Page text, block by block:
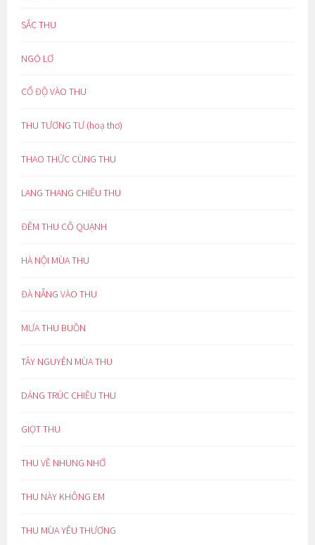
SẮC THU
NGÓ LƠ
CỔ ĐỘ VÀO THU
THU TƯƠNG TƯ (hoạ thơ)
THAO THỨC CÙNG THU
LANG THANG CHIỀU THU
ĐÊM THU CÔ QUẠNH
HÀ NỘI MÙA THU
ĐÀ NẴNG VÀO THU
MƯA THU BUỒN
TÂY NGUYÊN MÙA THU
DÁNG TRÚC CHIỀU THU
GIỌT THU
THU VỀ NHUNG NHỚ
THU NÀY KHÔNG EM
THU MÙA YÊU THƯƠNG